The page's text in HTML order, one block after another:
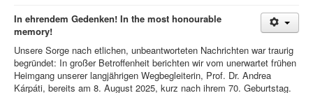
In ehrendem Gedenken! In the most honourable
memory!
Unsere Sorge nach etlichen, unbeantworteten Nachrichten war traurig
begründet: In großer Betroffenheit berichten wir vom unerwartet frühen
Heimgang unserer langjährigen Wegbegleiterin, Prof. Dr. Andrea
Kárpáti, bereits am 8. August 2025, kurz nach ihrem 70. Geburtstag.